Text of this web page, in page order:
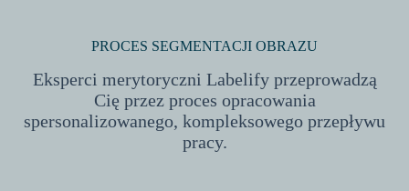
PROCES SEGMENTACJI OBRAZU
Eksperci merytoryczni Labelify przeprowadzą
Cię przez proces opracowania
spersonalizowanego, kompleksowego przepływu
pracy.